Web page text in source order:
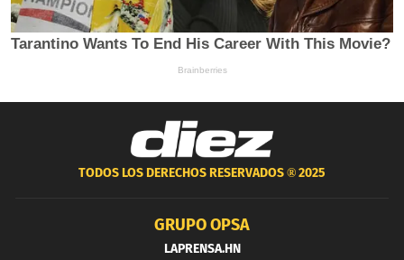
TODOS LOS DERECHOS RESERVADOS ®2025
GRUPO OPSA
LAPRENSA.HN